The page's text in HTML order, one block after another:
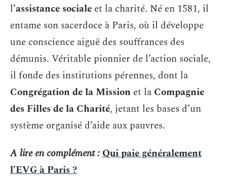
l’assistance sociale et la charité. Né en 1581, il
entame son sacerdoce à Paris, où il développe
une conscience aiguë des souffrances des
démunis. Véritable pionnier de l’action sociale,
il fonde des institutions pérennes, dont la
Congrégation de la Mission et la Compagnie
des Filles de la Charité, jetant les bases d’un
système organisé d’aide aux pauvres.
A lire en complément :Qui paie généralement
l’EVG à Paris ?